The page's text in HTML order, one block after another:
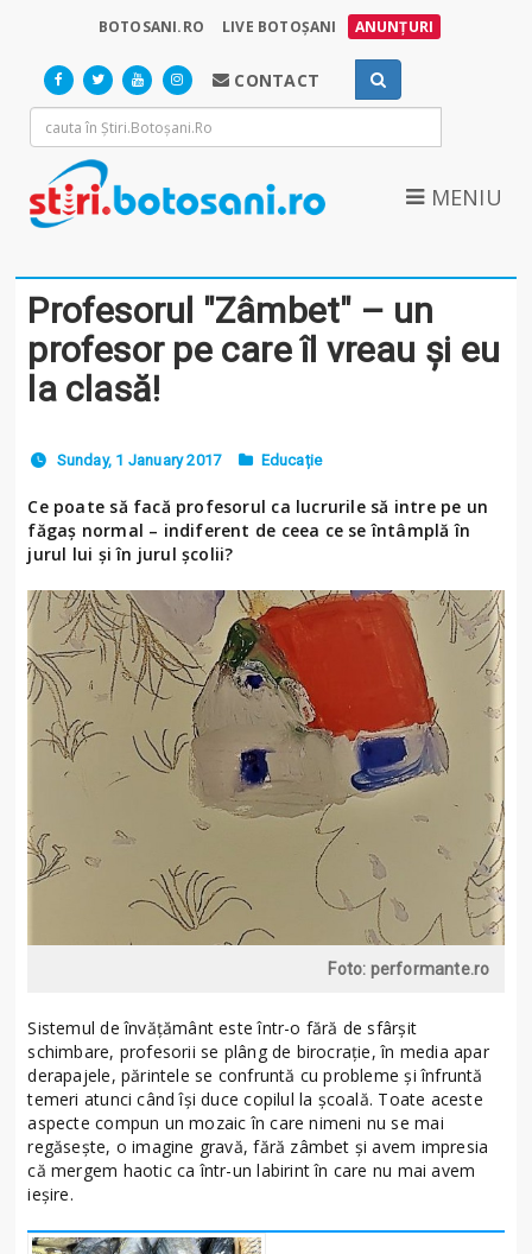
BOTOSANI.RO LIVE BOTOȘANI ANUNȚURI
CONTACT
MENIU
Profesorul "Zâmbet" – un
profesor pe care îl vreau și eu
la clasă!
Sunday, 1 January 2017 Educație
Ce poate să facă profesorul ca lucrurile să intre pe un
făgaș normal – indiferent de ceea ce se întâmplă în
jurul lui și în jurul școlii?
Foto: performante.ro
Sistemul de învățământ este într-o fără de sfârșit
schimbare, profesorii se plâng de birocrație, în media apar
derapajele, părintele se confruntă cu probleme și înfruntă
temeri atunci când își duce copilul la școală. Toate aceste
aspecte compun un mozaic în care nimeni nu se mai
regăsește, o imagine gravă, fără zâmbet și avem impresia
că mergem haotic ca într-un labirint în care nu mai avem
ieșire.